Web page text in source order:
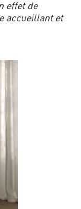
effet de
accueillant et